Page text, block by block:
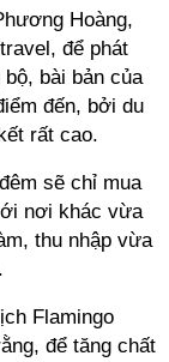
Hoàng,
để phát
bài bản của
đến, bởi du
rất cao.
sẽ chỉ mua
nơi khác vừa
thu nhập vừa
Flamingo
để tăng chất